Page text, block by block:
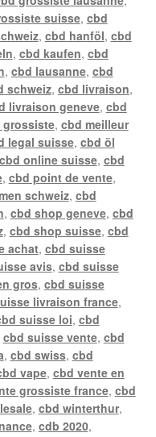
suisse, cbd
, cbd hanföl, cbd
, cbd kaufen, cbd
, cbd lausanne, cbd
schweiz, cbd livraison,
livraison geneve, cbd
grossiste, cbd meilleur
legal suisse, cbd öl
cbd online suisse, cbd
, cbd point de vente,
schweiz, cbd
, cbd shop geneve, cbd
, cbd shop suisse, cbd
achat, cbd suisse
avis, cbd suisse
gros, cbd suisse
livraison france,
suisse loi, cbd
cbd suisse vente, cbd
, cbd swiss, cbd
vape, cbd vente en
grossiste france, cbd
, cbd winterthur,
, cdb 2020,